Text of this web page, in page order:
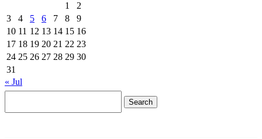
1
2
3
4 5 6 7 8
9
10 11 12 13 14 15 16
17 18 19 20 21 22 23
24 25 26 27 28 29 30
31
« Jul